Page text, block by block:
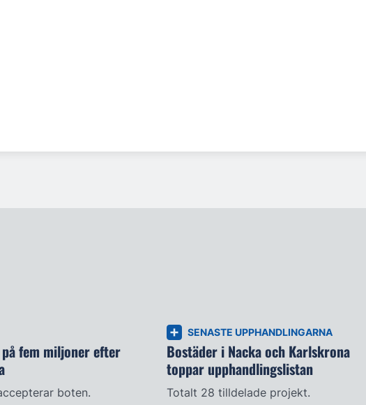
på fem miljoner efter
boten.
SENASTE UPPHANDLINGARNA
Bostäder i Nacka och Karlskrona
toppar upphandlingslistan
Totalt 28 tilldelade projekt.